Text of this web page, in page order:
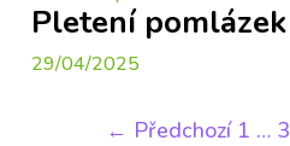
Pletení pomlázek
29/04/2025
← Předchozí 1 … 3